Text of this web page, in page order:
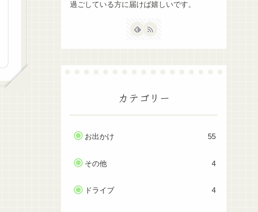
過ごしている方に届けば嬉しいです。
カテゴリー
お出かけ 55
その他 4
ドライブ 4